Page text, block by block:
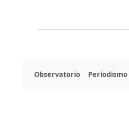
Observatorio Periodismo